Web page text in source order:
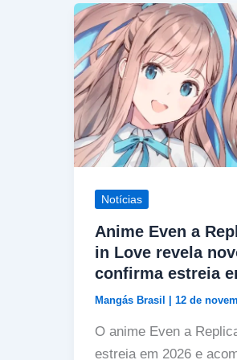
Notícias
Anime Even a
in Love revela
confirma estreia
Mangás Brasil 12 de
O anime Even a
estreia em 2026 e